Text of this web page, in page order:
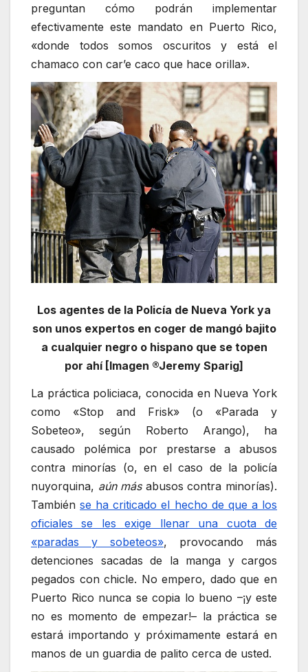
preguntan cómo podrán implementar
efectivamente este mandato en Puerto Rico,
«donde todos somos oscuritos y está el
chamaco con car’e caco que hace orilla».
Los agentes de la Policía de Nueva York ya
son unos expertos en coger de mangó bajito
a cualquier negro o hispano que se topen
por ahí [Imagen ®Jeremy Sparig]
La práctica policiaca, conocida en Nueva York
como «Stop and Frisk» (o «Parada y
Sobeteo», según Roberto Arango), ha
causado polémica por prestarse a abusos
contra minorías (o, en el caso de la policía
nuyorquina, aún másabusos contra minorías).
Tambiénse ha criticado el hecho de que a los
oficiales se les exige llenar una cuota de
«paradas y sobeteos», provocando más
detenciones sacadas de la manga y cargos
pegados con chicle. No empero, dado que en
Puerto Rico nunca se copia lo bueno –¡y este
no es momento de empezar!– la práctica se
estará importando y próximamente estará en
manos de un guardia de palito cerca de usted.